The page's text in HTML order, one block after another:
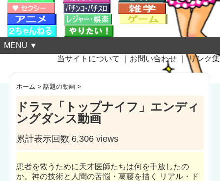
MENU ▼
当サイトについて
お問い合わせ ｜リンク集
ホーム >話題の動画 >
ドラマ「トップナイフ」エンディ
ングダンス動画
累計表示回数 6,306 views
患者を救うために天才医師たちは何を手放したの
か。神の技術と人間の苦悩・葛藤を描く リアル・ド